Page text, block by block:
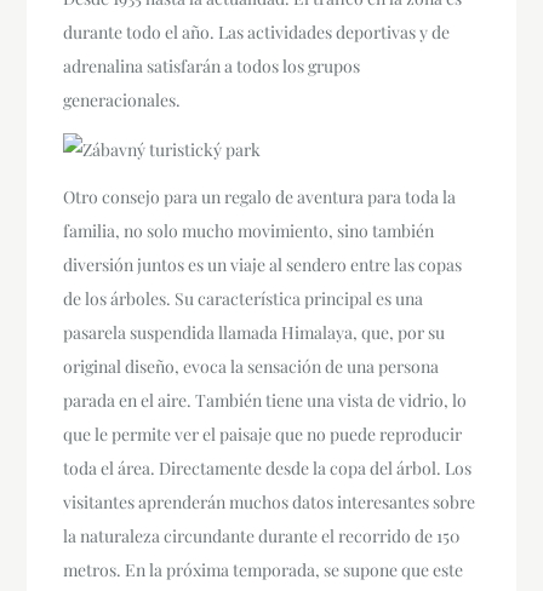
durante todo el año. Las actividades deportivas y de
adrenalina satisfarán a todos los grupos
generacionales.
Otro consejo para un regalo de aventura para toda la
familia, no solo mucho movimiento, sino también
diversión juntos es un viaje al sendero entre las copas
de los árboles. Su característica principal es una
pasarela suspendida llamada Himalaya, que, por su
original diseño, evoca la sensación de una persona
parada en el aire. También tiene una vista de vidrio, lo
que le permite ver el paisaje que no puede reproducir
toda el área. Directamente desde la copa del árbol. Los
visitantes aprenderán muchos datos interesantes sobre
la naturaleza circundante durante el recorrido de 150
metros. En la próxima temporada, se supone que este